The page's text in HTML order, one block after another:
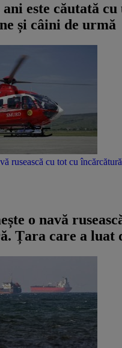
este căutată cu
și câini de urmă
rusească cu tot cu
o navă
Țara care a luat